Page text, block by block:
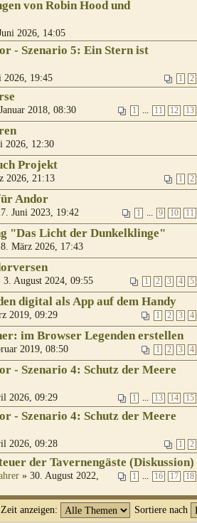
von Robin Hood und
2026, 14:05
- Szenario 5: Ein Stern ist
1 2
2026, 19:45
1 ... 11 12 13
2018, 08:30
2026, 12:30
Projekt
1 2
2026, 21:13
Andor
1 ... 9 10 11
Juni 2023, 19:42
"Das Licht der Dunkelklinge"
März 2026, 17:43
1 2 3 4 5
3. August 2024, 09:55
digital als App auf dem Handy
1 2 3 4
2019, 09:29
im Browser Legenden erstellen
1 2 3 4
2019, 08:50
- Szenario 4: Schutz der Meere
1 ... 13 14 15
2026, 09:29
- Szenario 4: Schutz der Meere
1 2
2026, 09:28
der Tavernengäste (Diskussion)
1 ... 16 17 18
» 30. August 2022,
anzeigen: Sortiere nach